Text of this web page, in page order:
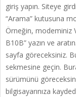
giriş yapın. Siteye
“Arama” kutusuna
Örneğin, modeminiz
B10B” yazın ve
sayfa göreceksiniz.
sekmesine geçin.
sürümünü
bilgisayarınıza